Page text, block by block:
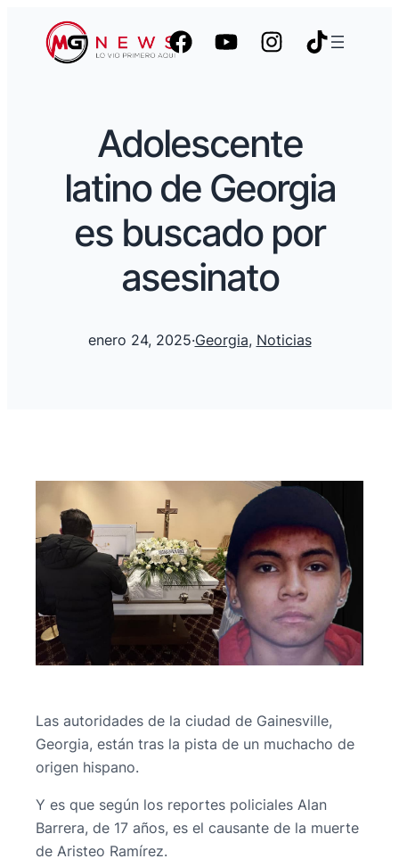
Adolescente
latino de Georgia
es buscado por
asesinato
enero 24, 2025·Georgia, Noticias
Las autoridades de la ciudad de Gainesville,
Georgia, están tras la pista de un muchacho de
origen hispano.
Y es que según los reportes policiales Alan
Barrera, de 17 años, es el causante de la muerte
de Aristeo Ramírez.